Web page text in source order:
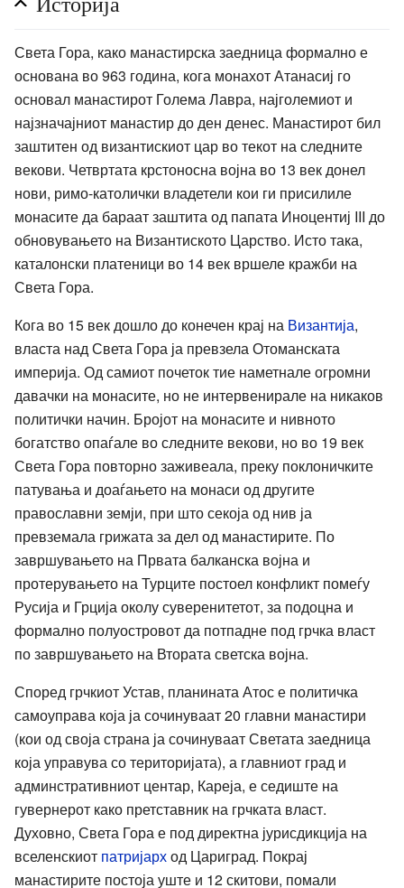
Света Гора, како манастирска заедница формално е
основана во 963 година, кога монахот Атанасиј го
основал манастирот Голема Лавра, најголемиот и
најзначајниот манастир до ден денес. Манастирот бил
заштитен од византискиот цар во текот на следните
векови. Четвртата крстоносна војна во 13 век донел
нови, римо-католички владетели кои ги присилиле
монасите да бараат заштита од папата Иноцентиј III до
обновувањето на Византиското Царство. Исто така,
каталонски платеници во 14 век вршеле кражби на
Света Гора.
Кога во 15 век дошло до конечен крај на Византија,
власта над Света Гора ја превзела Отоманската
империја. Од самиот почеток тие наметнале огромни
давачки на монасите, но не интервенирале на никаков
политички начин. Бројот на монасите и нивното
богатство опаѓале во следните векови, но во 19 век
Света Гора повторно заживеала, преку поклоничките
патувања и доаѓањето на монаси од другите
православни земји, при што секоја од нив ја
превземала грижата за дел од манастирите. По
завршувањето на Првата балканска војна и
протерувањето на Турците постоел конфликт помеѓу
Русија и Грција околу суверенитетот, за подоцна и
формално полуостровот да потпадне под грчка власт
по завршувањето на Втората светска војна.
Според грчкиот Устав, планината Атос е политичка
самоуправа која ја сочинуваат 20 главни манастири
(кои од своја страна ја сочинуваат Светата заедница
која управува со територијата), а главниот град и
админстративниот центар, Кареја, е седиште на
гувернерот како претставник на грчката власт.
Духовно, Света Гора е под директна јурисдикција на
вселенскиот патријарход Цариград. Покрај
манастирите постоја уште и 12 скитови, помали